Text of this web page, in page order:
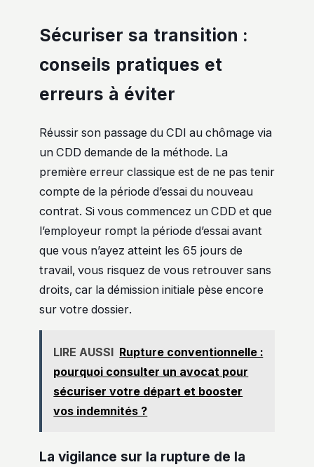
Sécuriser sa transition :
conseils pratiques et
erreurs à éviter
Réussir son passage du CDI au chômage via
un CDD demande de la méthode. La
première erreur classique est de ne pas tenir
compte de la période d’essai du nouveau
contrat. Si vous commencez un CDD et que
l’employeur rompt la période d’essai avant
que vous n’ayez atteint les 65 jours de
travail, vous risquez de vous retrouver sans
droits, car la démission initiale pèse encore
sur votre dossier.
LIRE AUSSI Rupture conventionnelle :
pourquoi consulter un avocat pour
sécuriser votre départ et booster
vos indemnités ?
La vigilance sur la rupture de la